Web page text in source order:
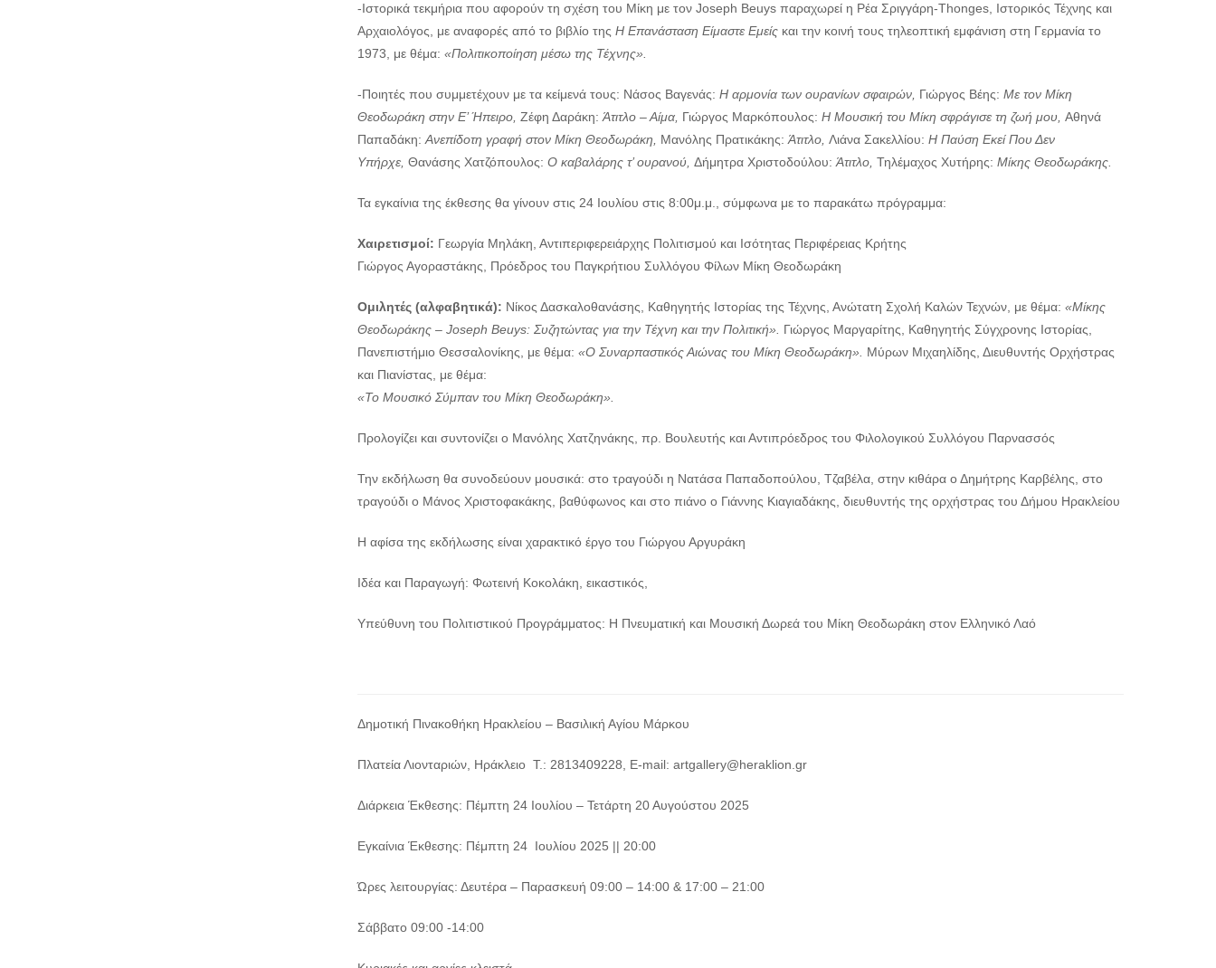
-Ιστορικά τεκμήρια που αφορούν τη σχέση του Μίκη με τον Joseph Beuys παραχωρεί η Ρέα Σριγγάρη-Thonges, Ιστορικός Τέχνης και
Αρχαιολόγος, με αναφορές από το βιβλίο της Η Επανάσταση Είμαστε Εμείςκαι την κοινή τους τηλεοπτική εμφάνιση στη Γερμανία το
1973, με θέμα: «Πολιτικοποίηση μέσω της Τέχνης».
-Ποιητές που συμμετέχουν με τα κείμενά τους: Νάσος Βαγενάς: Η αρμονία των ουρανίων σφαιρών, Γιώργος Βέης: Με τον Μίκη
Θεοδωράκη στην Ε’ Ήπειρο, Ζέφη Δαράκη:Άτιτλο – Αίμα, Γιώργος Μαρκόπουλος: Η Μουσική του Μίκη σφράγισε τη ζωή μου, Αθηνά
Παπαδάκη:Ανεπίδοτη γραφή στον Μίκη Θεοδωράκη, Μανόλης Πρατικάκης:Άτιτλο, Λιάνα Σακελλίου: Η Παύση Εκεί Που Δεν
Υπήρχε, Θανάσης Χατζόπουλος: Ο καβαλάρης τ’ ουρανού, Δήμητρα Χριστοδούλου:Άτιτλο, Τηλέμαχος Χυτήρης: Μίκης Θεοδωράκης.
Τα εγκαίνια της έκθεσης θα γίνουν στις 24 Ιουλίου στις 8:00μ.μ., σύμφωνα με το παρακάτω πρόγραμμα:
Χαιρετισμοί: Γεωργία Μηλάκη, Αντιπεριφερειάρχης Πολιτισμού και Ισότητας Περιφέρειας Κρήτης
Γιώργος Αγοραστάκης, Πρόεδρος του Παγκρήτιου Συλλόγου Φίλων Μίκη Θεοδωράκη
Ομιλητές (αλφαβητικά): Νίκος Δασκαλοθανάσης, Καθηγητής Ιστορίας της Τέχνης, Ανώτατη Σχολή Καλών Τεχνών, με θέμα: «Μίκης
Θεοδωράκης – Joseph Beuys: Συζητώντας για την Τέχνη και την Πολιτική». Γιώργος Μαργαρίτης, Καθηγητής Σύγχρονης Ιστορίας,
Πανεπιστήμιο Θεσσαλονίκης, με θέμα: «Ο Συναρπαστικός Αιώνας του Μίκη Θεοδωράκη». Μύρων Μιχαηλίδης, Διευθυντής Ορχήστρας
και Πιανίστας, με θέμα:
«Το Μουσικό Σύμπαν του Μίκη Θεοδωράκη».
Προλογίζει και συντονίζει ο Μανόλης Χατζηνάκης, πρ. Βουλευτής και Αντιπρόεδρος του Φιλολογικού Συλλόγου Παρνασσός
Την εκδήλωση θα συνοδεύουν μουσικά: στο τραγούδι η Νατάσα Παπαδοπούλου, Τζαβέλα, στην κιθάρα ο Δημήτρης Καρβέλης, στο
τραγούδι ο Μάνος Χριστοφακάκης, βαθύφωνος και στο πιάνο ο Γιάννης Κιαγιαδάκης, διευθυντής της ορχήστρας του Δήμου Ηρακλείου
Η αφίσα της εκδήλωσης είναι χαρακτικό έργο του Γιώργου Αργυράκη
Ιδέα και Παραγωγή: Φωτεινή Κοκολάκη, εικαστικός,
Υπεύθυνη του Πολιτιστικού Προγράμματος: Η Πνευματική και Μουσική Δωρεά του Μίκη Θεοδωράκη στον Ελληνικό Λαό
Δημοτική Πινακοθήκη Ηρακλείου – Βασιλική Αγίου Μάρκου
Πλατεία Λιονταριών, Ηράκλειο Τ.: 2813409228, E-mail: artgallery@heraklion.gr
Διάρκεια Έκθεσης: Πέμπτη 24 Ιουλίου – Τετάρτη 20 Αυγούστου 2025
Εγκαίνια Έκθεσης: Πέμπτη 24 Ιουλίου 2025 || 20:00
Ώρες λειτουργίας: Δευτέρα – Παρασκευή 09:00 – 14:00 & 17:00 – 21:00
Σάββατο 09:00 -14:00